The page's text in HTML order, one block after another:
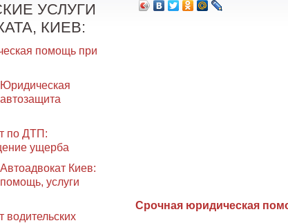
УСЛУГИ
КИЕВ:
помощь при
Юридическая
автозащита
по ДТП:
ущерба
Автоадвокат Киев:
помощь, услуги
водительских
Cрочная юридическая